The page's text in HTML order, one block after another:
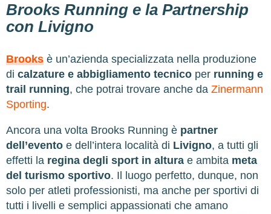
Brooks Running e la Partnership
con Livigno
Brooks è un’azienda specializzata nella produzione
di calzature e abbigliamento tecnico per running e
trail running, che potrai trovare anche da Zinermann
Sporting.
Ancora una volta Brooks Running è partner
dell’evento e dell’intera località di Livigno, a tutti gli
effetti la regina degli sport in altura e ambita meta
del turismo sportivo. Il luogo perfetto, dunque, non
solo per atleti professionisti, ma anche per sportivi di
tutti i livelli e semplici appassionati che amano